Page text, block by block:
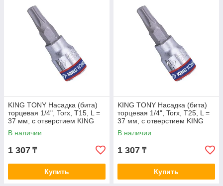
KING TONY Насадка (бита)
торцевая 1/4", Torx, T15, L =
37 мм, с отверстием KING
TONY 203715
В наличии
1 307 ₸
Купить
KING TONY Насадка (бита)
торцевая 1/4", Torx, T25, L =
37 мм, с отверстием KING
TONY 203725
В наличии
1 307 ₸
Купить